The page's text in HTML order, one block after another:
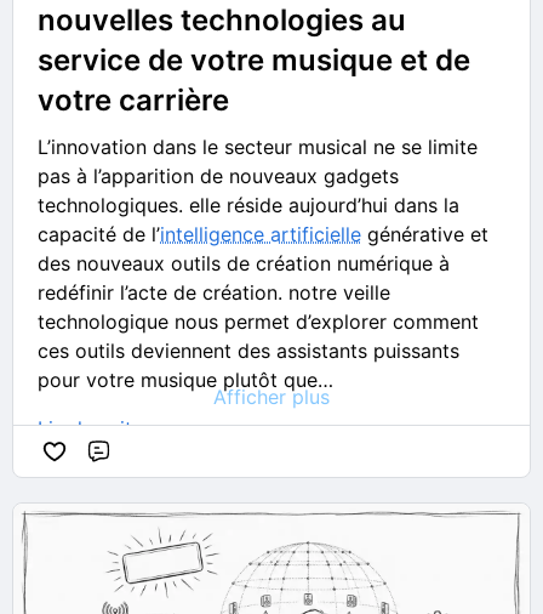
déterminer la manière dont les informations de
slide sont envoyées. Consultez
Modification
d’une performance Bass Player.
Synchroniser l’audio avec un point de repère
vidéo : lorsque vous réalisez un montage audio
pour des scènes vidéo, Logic Pro pour Mac
peut ajuster automatiquement les événements
de tempo précédant un point de repère vidéo
afin d’aligner précisément l’audio.
ConsultezSynchroniser l’audio avec un point de
repère vidéo.
nouvelles technologies au
service de votre musique et de
votre carrière
L’innovation dans le secteur musical ne se limite
pas à l’apparition de nouveaux gadgets
technologiques. elle réside aujourd’hui dans la
capacité de l’intelligence artificielle générative et
des nouveaux outils de création numérique à
redéfinir l’acte de création. notre veille
technologique nous permet d’explorer comment
ces outils deviennent des assistants puissants
pour votre musique plutôt que…
Lire la suite
Afficher plus